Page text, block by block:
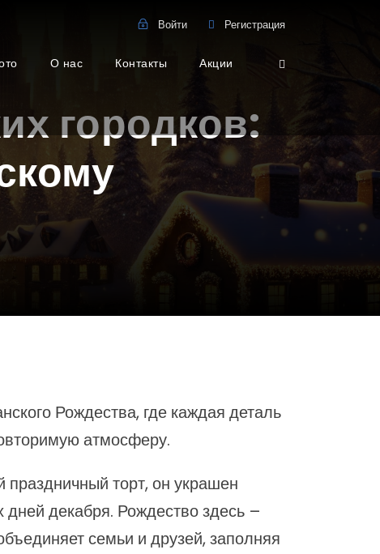
Войти Регистрация
О нас Контакты Акции
городков:
Рождества, где каждая деталь
атмосферу.
торт, он украшен
декабря. Рождество здесь –
семьи и друзей, заполняя